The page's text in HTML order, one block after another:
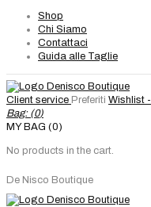
Shop
Chi Siamo
Contattaci
Guida alle Taglie
Client service Preferiti Wishlist -
Bag: (0)
MY BAG (0)
No products in the cart.
De Nisco Boutique